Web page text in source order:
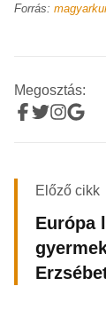
Forrás:
Megosztás:
Előző cikk
Európa